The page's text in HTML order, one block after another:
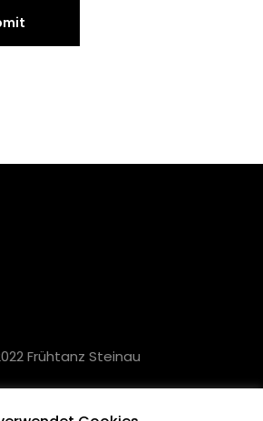
Frühtanz Steinau